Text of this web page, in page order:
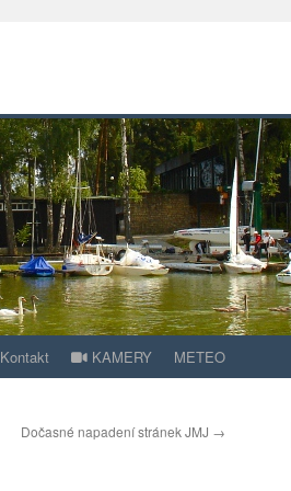
Kontakt KAMERY METEO
Dočasné napadení stránek JMJ →